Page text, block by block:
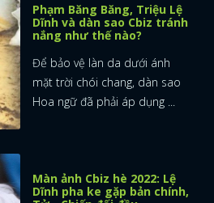
Phạm Băng Băng, Triệu Lệ
Dĩnh và dàn sao Cbiz tránh
nắng như thế nào?
Để bảo vệ làn da dưới ánh
mặt trời chói chang, dàn sao
Hoa ngữ đã phải áp dụng ...
Màn ảnh Cbiz hè 2022: Lệ
Dĩnh pha ke gặp bản chính,